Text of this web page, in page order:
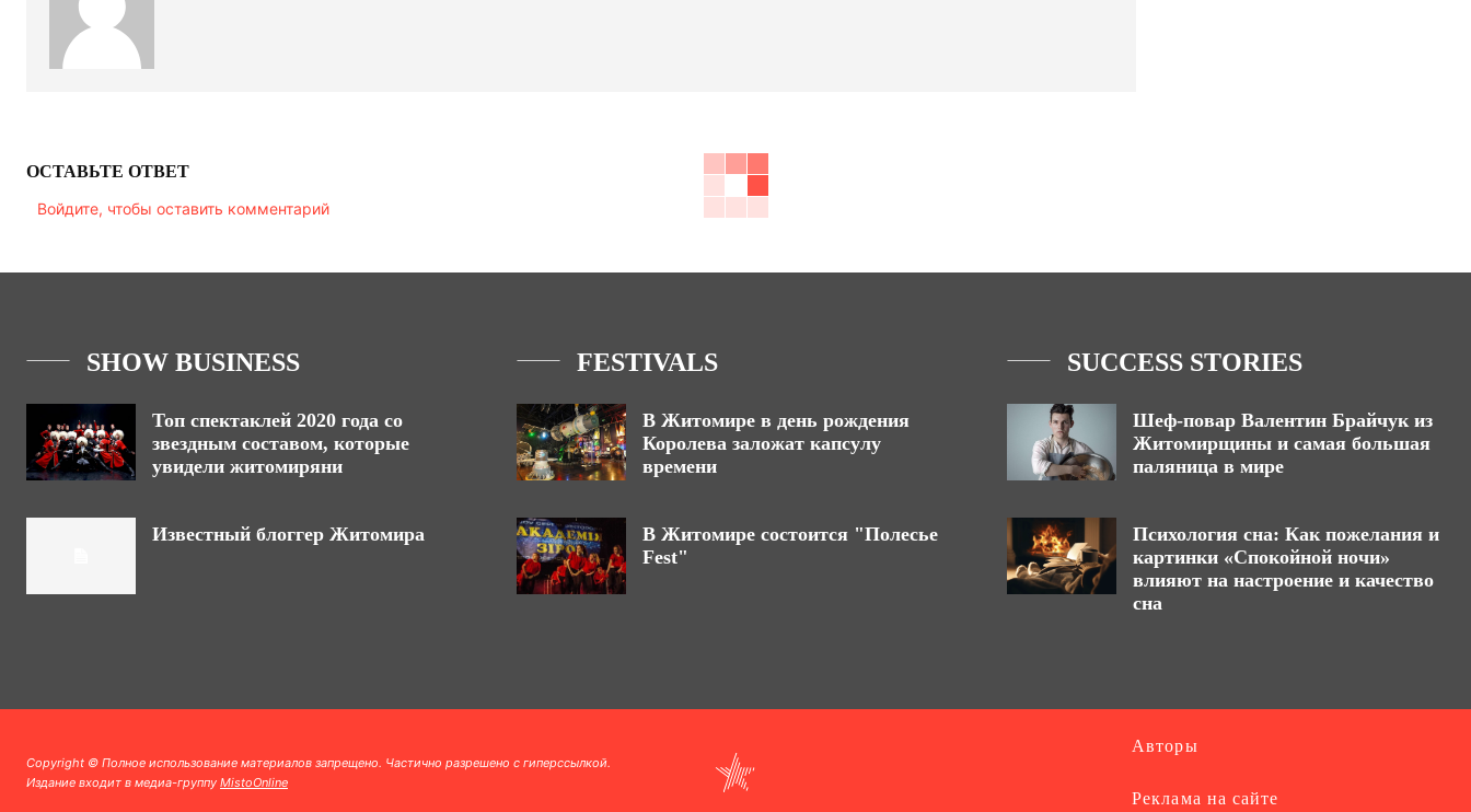
ОСТАВЬТЕ ОТВЕТ
Войдите, чтобы оставить комментарий
SHOW BUSINESS
Топ спектаклей 2020 года со
звездным составом, которые
увидели житомиряни
Известный блоггер Житомира
FESTIVALS
В Житомире в день рождения
Королева заложат капсулу
времени
В Житомире состоится "Полесье
Fest"
SUCCESS STORIES
Шеф-повар Валентин Брайчук из
Житомирщины и самая большая
паляница в мире
Психология сна: Как пожелания и
картинки «Спокойной ночи»
влияют на настроение и качество
сна
Copyright © Полное использование материалов запрещено. Частично разрешено с гиперссылкой.
Издание входит в медиа-группу MistoOnline
Авторы
Реклама на сайте